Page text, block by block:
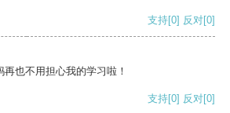
支持[0] 反对[0]
也不用担心我的学习啦！
支持[0] 反对[0]